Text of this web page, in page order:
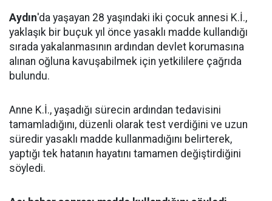
Aydın'da yaşayan 28 yaşındaki iki çocuk annesi K.İ.,
yaklaşık bir buçuk yıl önce yasaklı madde kullandığı
sırada yakalanmasının ardından devlet korumasına
alınan oğluna kavuşabilmek için yetkililere çağrıda
bulundu.
Anne K.İ., yaşadığı sürecin ardından tedavisini
tamamladığını, düzenli olarak test verdiğini ve uzun
süredir yasaklı madde kullanmadığını belirterek,
yaptığı tek hatanın hayatını tamamen değiştirdiğini
söyledi.